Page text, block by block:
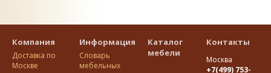
Компания
Доставка по
Москве
Информация
Словарь
мебельных
Каталог
мебели
Контакты
Москва
+7(499) 753-